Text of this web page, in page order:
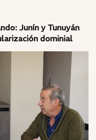
Junín y Tunuyán
dominial